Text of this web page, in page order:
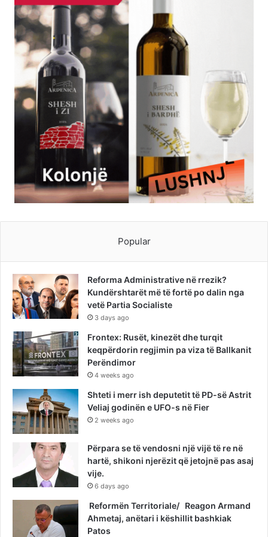
Popular
Reforma Administrative në rrezik?
Kundërshtarët më të fortë po dalin nga
vetë Partia Socialiste
3 days ago
Frontex: Rusët, kinezët dhe turqit
keqpërdorin regjimin pa viza të Ballkanit
Perëndimor
4 weeks ago
Shteti i merr ish deputetit të PD-së Astrit
Veliaj godinën e UFO-s në Fier
2 weeks ago
Përpara se të vendosni një vijë të re në
hartë, shikoni njerëzit që jetojnë pas asaj
vije.
6 days ago
Reformën Territoriale/ Reagon Armand
Ahmetaj, anëtari i këshillit bashkiak
Patos